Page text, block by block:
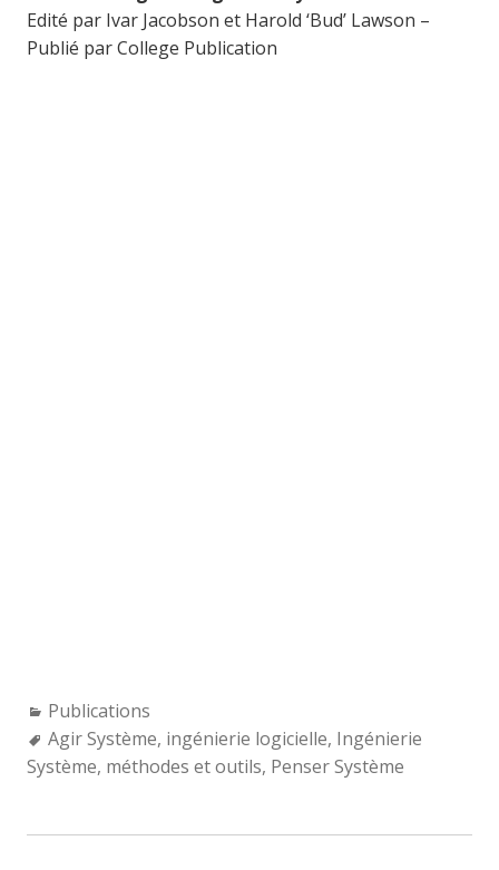
Edité par Ivar Jacobson et Harold ‘Bud’ Lawson –
Publié par College Publication
Categories:
Publications
Tags:
Agir Système, ingénierie logicielle, Ingénierie
Système, méthodes et outils, Penser Système